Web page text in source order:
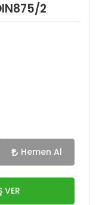
2
Hemen Al
VER